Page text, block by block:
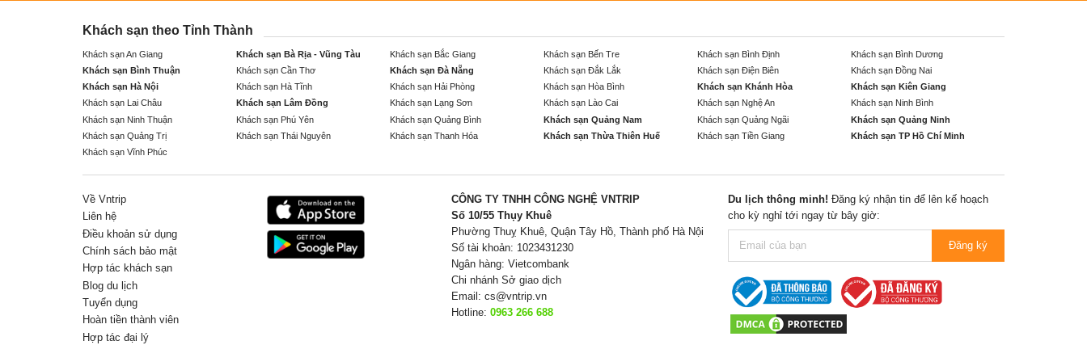
Khách sạn theo Tỉnh Thành
Khách sạn An Giang Khách sạn Bà Rịa - Vũng Tàu Khách sạn Bắc Giang Khách sạn Bến Tre Khách sạn Bình Định
Khách sạn Bình Dương
Khách sạn Bình Thuận
Khách sạn Cần Thơ Khách sạn Đà Nẵng Khách sạn Đắk Lắk Khách sạn Điện Biên
Khách sạn Đồng Nai
Khách sạn Hà Nội
Khách sạn Hà Tĩnh Khách sạn Hải Phòng Khách sạn Hòa Bình Khách sạn Khánh Hòa
Khách sạn Kiên Giang
Khách sạn Lai Châu
Khách sạn Lâm Đồng Khách sạn Lạng Sơn Khách sạn Lào Cai Khách sạn Nghệ An
Khách sạn Ninh Bình
Khách sạn Ninh Thuận
Khách sạn Phú Yên Khách sạn Quảng Bình Khách sạn Quảng Nam Khách sạn Quảng Ngãi
Khách sạn Quảng Ninh
Khách sạn Quảng Trị
Khách sạn Thái Nguyên Khách sạn Thanh Hóa Khách sạn Thừa Thiên Huế Khách sạn Tiền Giang
Khách sạn TP Hồ Chí Minh
Khách sạn Vĩnh Phúc
Về Vntrip
Liên hệ
Điều khoản sử dụng
Chính sách bảo mật
Hợp tác khách sạn
Blog du lịch
Tuyển dụng
Hoàn tiền thành viên
Hợp tác đại lý
CÔNG TY TNHH CÔNG NGHỆ VNTRIP
Số 10/55 Thụy Khuê
Phường Thuỵ Khuê, Quận Tây Hồ, Thành phố Hà Nội
Số tài khoản: 1023431230
Ngân hàng: Vietcombank
Chi nhánh Sở giao dịch
Email: cs@vntrip.vn
Hotline: 0963 266 688
Du lịch thông minh! Đăng ký nhận tin để lên kế hoạch
cho kỳ nghỉ tới ngay từ bây giờ:
Đăng ký